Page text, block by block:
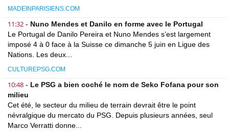
MADEINPARISIENS.COM
11:32 - Nuno Mendes et Danilo en forme avec le Portugal
Le Portugal de Danilo Pereira et Nuno Mendes s’est largement
imposé 4 à 0 face à la Suisse ce dimanche 5 juin en Ligue des
Nations. Les deux...
CULTUREPSG.COM
10:48 - Le PSG a bien coché le nom de Seko Fofana pour son
milieu
Cet été, le secteur du milieu de terrain devrait être le point
névralgique du mercato du PSG. Depuis plusieurs années, seul
Marco Verratti donne...